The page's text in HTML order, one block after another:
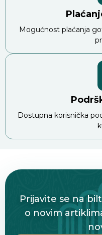
Mogućnost plaćanja
Dostupna korisnička
Prijavite se na
o novim